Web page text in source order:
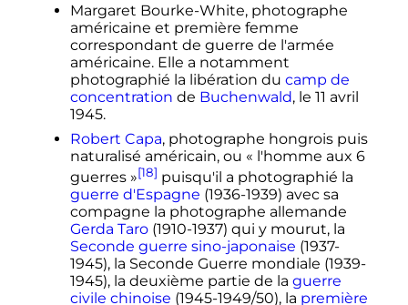
Margaret Bourke-White, photographe
américaine et première femme
correspondant de guerre de l'armée
américaine. Elle a notamment
photographié la libération du camp de
concentration de Buchenwald, le 11 avril
1945.
Robert Capa, photographe hongrois puis
naturalisé américain, ou « l'homme aux 6
guerres »[18] puisqu'il a photographié la
guerre d'Espagne (1936-1939) avec sa
compagne la photographe allemande
Gerda Taro(1910-1937) qui y mourut, la
Seconde guerre sino-japonaise (1937-
1945), la Seconde Guerre mondiale (1939-
1945), la deuxième partie de la guerre
civile chinoise (1945-1949/50), la première